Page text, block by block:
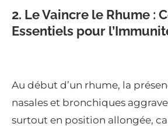
2. Le Vaincre le Rhume :
Essentiels pour
Au début d’un rhume, la
nasales et bronchiques
surtout en position allongée,